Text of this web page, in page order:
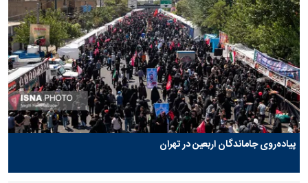
پیاده‌روی جاماندگان اربعین در تهران